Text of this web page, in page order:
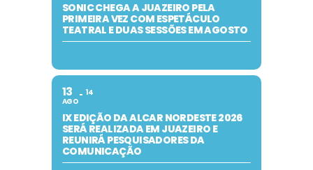
SONIC CHEGA A JUAZEIRO PELA
PRIMEIRA VEZ COM ESPETÁCULO
TEATRAL E DUAS SESSÕES EM AGOSTO
13
AGO
14
IX EDIÇÃO DA ALCAR NORDESTE 2026
SERÁ REALIZADA EM JUAZEIRO E
REUNIRÁ PESQUISADORES DA
COMUNICAÇÃO